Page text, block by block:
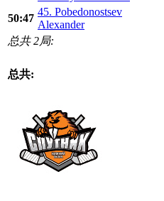
50:47
45. Pobedonostsev
Alexander
总共 2局:
总共: